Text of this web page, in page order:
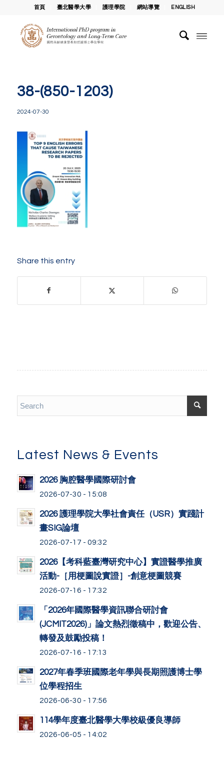
首頁 臺北醫學大學 護理學院 網站導覽 ENGLISH
38-(850-1203)
2024-07-30
Share this entry
Latest News & Events
2026 胸腔醫學國際研討會
2026-07-30 - 15:08
2026 護理學院大學社會責任（USR）實踐計
畫SIG論壇
2026-07-17 - 09:32
2026【考科藍臺灣研究中心】實證醫學推廣
活動-［用梗圖說實證］-創意梗圖競賽
2026-07-16 - 17:32
「2026年國際醫學資訊聯合研討會
(JCMIT2026)」論文熱烈徵稿中，歡迎公告、
轉發及鼓勵投稿！
2026-07-16 - 17:13
2027年春季班國際老年學與長期照護博士學
位學程招生
2026-06-30 - 17:56
114學年度臺北醫學大學校級優良導師
2026-06-05 - 14:02